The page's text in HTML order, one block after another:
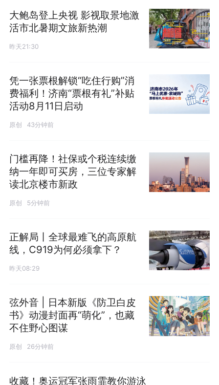
大鲍岛登上央视 影视取景地激
活市北暑期文旅新热潮
昨天21:30
凭一张票根解锁“吃住行购”消
费福利！济南“票根有礼”补贴
活动8月11日启动
原创 43分钟前
门槛再降！社保或个税连续缴
纳一年即可买房，三位专家解
读北京楼市新政
原创 5分钟前
正解局丨全球最难飞的高原航
线，C919为何必须拿下？
昨天08:29
弦外音 | 日本新版《防卫白皮
书》动漫封面再“萌化”，也藏
不住野心图谋
原创 26分钟前
收藏！奥运冠军张雨霏教你游泳